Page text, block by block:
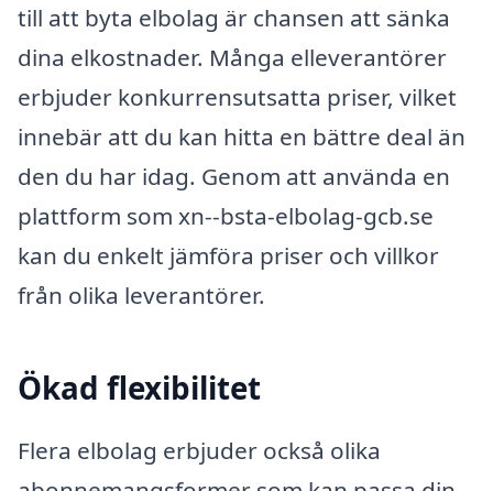
till att byta elbolag är chansen att sänka
dina elkostnader. Många elleverantörer
erbjuder konkurrensutsatta priser, vilket
innebär att du kan hitta en bättre deal än
den du har idag. Genom att använda en
plattform som xn--bsta-elbolag-gcb.se
kan du enkelt jämföra priser och villkor
från olika leverantörer.
Ökad flexibilitet
Flera elbolag erbjuder också olika